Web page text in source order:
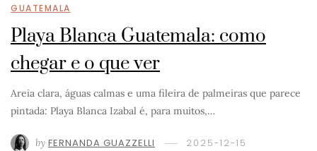
GUATEMALA
Playa Blanca Guatemala: como
chegar e o que ver
Areia clara, águas calmas e uma fileira de palmeiras que parece
pintada: Playa Blanca Izabal é, para muitos,…
by FERNANDA GUAZZELLI 2025-12-15